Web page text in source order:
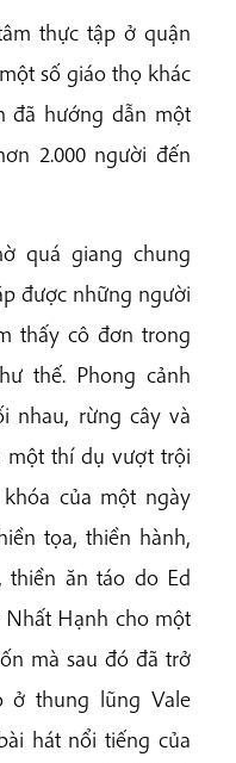
thực tập ở quận
số giáo thọ khác
đã hướng dẫn một
2.000 người đến
quá giang chung
được những người
thấy cô đơn trong
thế. Phong cảnh
nhau, rừng cây và
một thí dụ vượt trội
của một ngày
tọa, thiền hành,
thiền ăn táo do Ed
Hạnh cho một
mà sau đó đã trở
ở thung lũng Vale
hát nổi tiếng của